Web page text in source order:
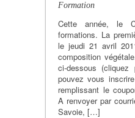
Formation
Cette année, le
formations. La
le jeudi 21 avril
composition
ci-dessous
pouvez vous
remplissant le
A renvoyer par
Savoie, […]